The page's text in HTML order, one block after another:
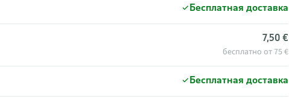
Бесплатная доставка
7,50 €
бесплатно от 75 €
Бесплатная доставка